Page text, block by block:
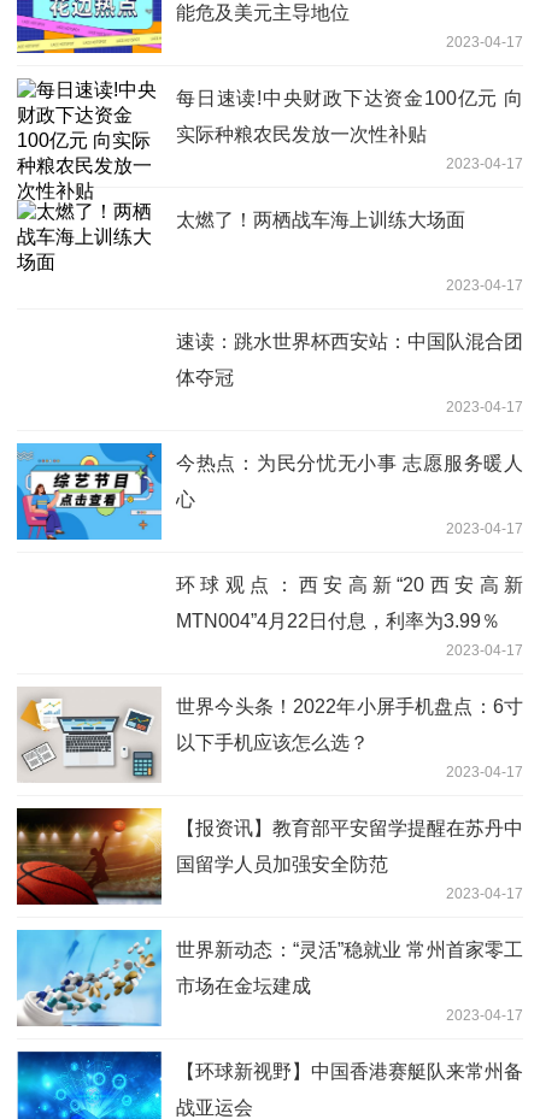
能危及美元主导地位
2023-04-17
每日速读!中央财政下达资金100亿元 向
实际种粮农民发放一次性补贴
2023-04-17
太燃了！两栖战车海上训练大场面
2023-04-17
速读：跳水世界杯西安站：中国队混合团
体夺冠
2023-04-17
今热点：为民分忧无小事 志愿服务暖人
心
2023-04-17
环球观点：西安高新“20西安高新
MTN004”4月22日付息，利率为3.99％
2023-04-17
世界今头条！2022年小屏手机盘点：6寸
以下手机应该怎么选？
2023-04-17
【报资讯】教育部平安留学提醒在苏丹中
国留学人员加强安全防范
2023-04-17
世界新动态：“灵活”稳就业 常州首家零工
市场在金坛建成
2023-04-17
【环球新视野】中国香港赛艇队来常州备
战亚运会